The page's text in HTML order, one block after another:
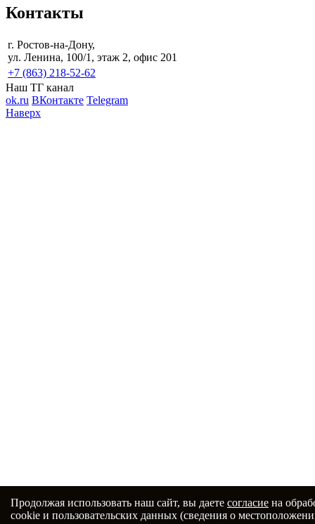
Контакты
г. Ростов-на-Дону,
ул. Ленина, 100/1, этаж 2, офис 201
+7 (863) 218-52-62
Наш ТГ канал
ok.ru ВКонтакте Telegram
Наверх
Продолжая использовать наш сайт, вы даете согласие на
cookie и пользовательских данных (сведения о